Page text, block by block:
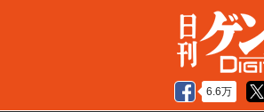
6.6万